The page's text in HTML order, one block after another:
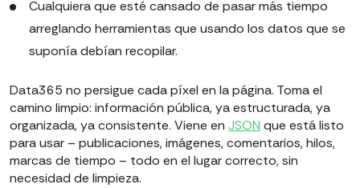
Cualquiera que esté cansado de pasar más tiempo
arreglando herramientas que usando los datos que se
suponía debían recopilar.
Data365 no persigue cada píxel en la página. Toma el
camino limpio: información pública, ya estructurada, ya
organizada, ya consistente. Viene en JSON que está listo
para usar – publicaciones, imágenes, comentarios, hilos,
marcas de tiempo – todo en el lugar correcto, sin
necesidad de limpieza.